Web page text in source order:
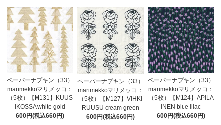
ペーパーナプキン（33）
marimekkoマリメッコ：
（5枚）【M131】KUUS
IKOSSA white gold
600円(税込660円)
ペーパーナプキン（33）
marimekkoマリメッコ：
（5枚）【M127】VIHKI
RUUSU cream green
600円(税込660円)
ペーパーナプキン（33）
marimekkoマリメッコ：
（5枚）【M124】APILA
INEN blue lilac
600円(税込660円)